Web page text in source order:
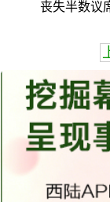
丧失半数议